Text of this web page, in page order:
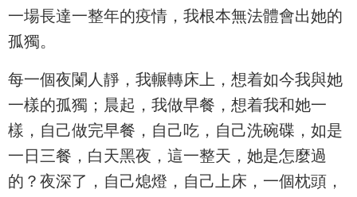
一場長達一整年的疫情，我根本無法體會出她的
孤獨。
每一個夜闌人靜，我輾轉床上，想着如今我與她
一樣的孤獨；晨起，我做早餐，想着我和她一
樣，自己做完早餐，自己吃，自己洗碗碟，如是
一日三餐，白天黑夜，這一整天，她是怎麼過
的？夜深了，自己熄燈，自己上床，一個枕頭，